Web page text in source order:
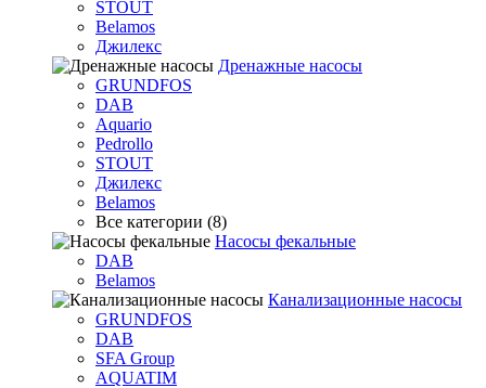
STOUT
Belamos
Джилекс
Дренажные насосы
GRUNDFOS
DAB
Aquario
Pedrollo
STOUT
Джилекс
Belamos
Все категории (8)
Насосы фекальные
DAB
Belamos
Канализационные насосы
GRUNDFOS
DAB
SFA Group
AQUATIM